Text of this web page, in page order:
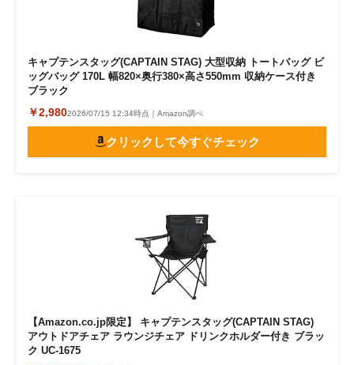
キャプテンスタッグ(CAPTAIN STAG) 大型収納 トートバッグ ビ
ッグバッグ 170L 幅820×奥行380×高さ550mm 収納ケース付き
ブラック
￥2,9802026/07/15 12:34時点｜Amazon調べ
クリックして今すぐチェック
【Amazon.co.jp限定】 キャプテンスタッグ(CAPTAIN STAG)
アウトドアチェア ラウンジチェア ドリンクホルダー付き ブラッ
ク UC-1675